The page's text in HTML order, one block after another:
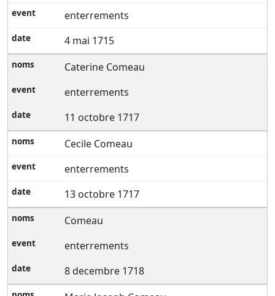
enterrements
4 mai 1715
Caterine Comeau
enterrements
11 octobre 1717
Cecile Comeau
enterrements
13 octobre 1717
Comeau
enterrements
8 decembre 1718